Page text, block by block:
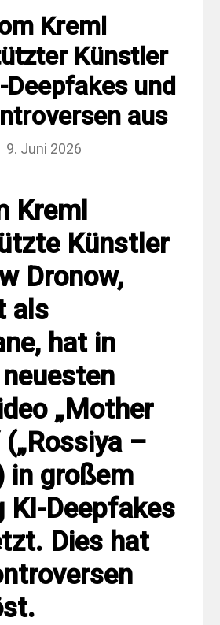
Kreml
Künstler
und
aus
9. Juni 2026
Kreml
Künstler
Dronow,
als
hat in
„Mother
(„Rossiya –
in großem
KI-Deepfakes
Dies hat